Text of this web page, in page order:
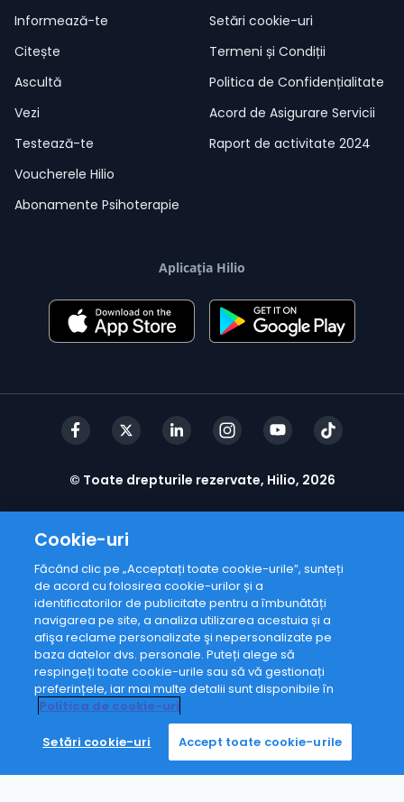
Informează-te
Citește
Ascultă
Vezi
Testează-te
Voucherele Hilio
Abonamente Psihoterapie
Setări cookie-uri
Termeni și Condiții
Politica de Confidențialitate
Acord de Asigurare Servicii
Raport de activitate 2024
Aplicația Hilio
© Toate drepturile rezervate, Hilio, 2026
Cookie-uri
Făcând clic pe „Acceptați toate cookie-urile”, sunteți
de acord cu folosirea cookie-urilor și a
identificatorilor de publicitate pentru a îmbunătăți
navigarea pe site, a analiza utilizarea acestuia și a
afişa reclame personalizate şi nepersonalizate pe
baza datelor dvs. personale. Puteți alege să
respingeți toate cookie-urile sau să vă gestionați
preferințele, iar mai multe detalii sunt disponibile în
Politica de cookie-uri
Setări cookie-uri Accept toate cookie-urile